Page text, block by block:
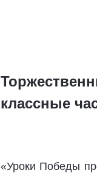
классные
«Уроки Победы